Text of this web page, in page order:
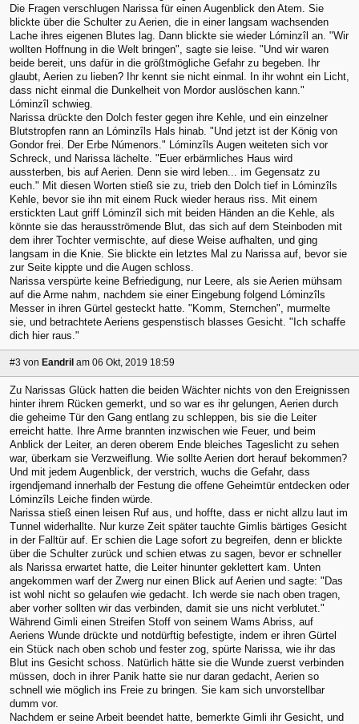
Die Fragen verschlugen Narissa für einen Augenblick den Atem. Sie
blickte über die Schulter zu Aerien, die in einer langsam wachsenden
Lache ihres eigenen Blutes lag. Dann blickte sie wieder Lóminzîl an. "Wir
wollten Hoffnung in die Welt bringen", sagte sie leise. "Und wir waren
beide bereit, uns dafür in die größtmögliche Gefahr zu begeben. Ihr
glaubt, Aerien zu lieben? Ihr kennt sie nicht einmal. In ihr wohnt ein Licht,
dass nicht einmal die Dunkelheit von Mordor auslöschen kann."
Lóminzîl schwieg.
Narissa drückte den Dolch fester gegen ihre Kehle, und ein einzelner
Blutstropfen rann an Lóminzîls Hals hinab. "Und jetzt ist der König von
Gondor frei. Der Erbe Númenors." Lóminzîls Augen weiteten sich vor
Schreck, und Narissa lächelte. "Euer erbärmliches Haus wird
aussterben, bis auf Aerien. Denn sie wird leben... im Gegensatz zu
euch." Mit diesen Worten stieß sie zu, trieb den Dolch tief in Lóminzîls
Kehle, bevor sie ihn mit einem Ruck wieder heraus riss. Mit einem
erstickten Laut griff Lóminzîl sich mit beiden Händen an die Kehle, als
könnte sie das herausströmende Blut, das sich auf dem Steinboden mit
dem ihrer Tochter vermischte, auf diese Weise aufhalten, und ging
langsam in die Knie. Sie blickte ein letztes Mal zu Narissa auf, bevor sie
zur Seite kippte und die Augen schloss.
Narissa verspürte keine Befriedigung, nur Leere, als sie Aerien mühsam
auf die Arme nahm, nachdem sie einer Eingebung folgend Lóminzîls
Messer in ihren Gürtel gesteckt hatte. "Komm, Sternchen", murmelte
sie, und betrachtete Aeriens gespenstisch blasses Gesicht. "Ich schaffe
dich hier raus."
#3 von Eandril am 06 Okt, 2019 18:59
Zu Narissas Glück hatten die beiden Wächter nichts von den Ereignissen
hinter ihrem Rücken gemerkt, und so war es ihr gelungen, Aerien durch
die geheime Tür den Gang entlang zu schleppen, bis sie die Leiter
erreicht hatte. Ihre Arme brannten inzwischen wie Feuer, und beim
Anblick der Leiter, an deren oberem Ende bleiches Tageslicht zu sehen
war, überkam sie Verzweiflung. Wie sollte Aerien dort herauf bekommen?
Und mit jedem Augenblick, der verstrich, wuchs die Gefahr, dass
irgendjemand innerhalb der Festung die offene Geheimtür entdecken oder
Lóminzîls Leiche finden würde.
Narissa stieß einen leisen Ruf aus, und hoffte, dass er nicht allzu laut im
Tunnel widerhallte. Nur kurze Zeit später tauchte Gimlis bärtiges Gesicht
in der Falltür auf. Er schien die Lage sofort zu begreifen, denn er blickte
über die Schulter zurück und schien etwas zu sagen, bevor er schneller
als Narissa erwartet hatte, die Leiter hinunter geklettert kam. Unten
angekommen warf der Zwerg nur einen Blick auf Aerien und sagte: "Das
ist wohl nicht so gelaufen wie gedacht. Ich werde sie nach oben tragen,
aber vorher sollten wir das verbinden, damit sie uns nicht verblutet."
Während Gimli einen Streifen Stoff von seinem Wams Abriss, auf
Aeriens Wunde drückte und notdürftig befestigte, indem er ihren Gürtel
ein Stück nach oben schob und fester zog, spürte Narissa, wie ihr das
Blut ins Gesicht schoss. Natürlich hätte sie die Wunde zuerst verbinden
müssen, doch in ihrer Panik hatte sie nur daran gedacht, Aerien so
schnell wie möglich ins Freie zu bringen. Sie kam sich unvorstellbar
dumm vor.
Nachdem er seine Arbeit beendet hatte, bemerkte Gimli ihr Gesicht, und